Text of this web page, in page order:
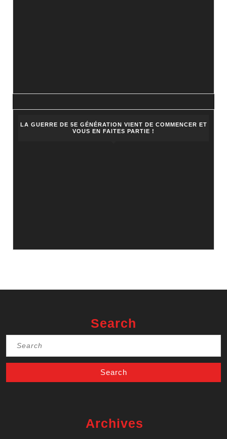
LA GUERRE DE 5E GÉNÉRATION VIENT DE COMMENCER ET
VOUS EN FAITES PARTIE !
Search
Archives